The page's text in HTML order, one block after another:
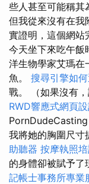
些人甚至可能稱其
但我從來沒有在我
實證明，這個網站
今天坐下來吃午飯
洋生物學家艾瑪在
魚。 搜尋引擎如
戰。 （如果沒有
RWD響應式網頁
PornDudeCasting
我將她的胸圍尺寸
助聽器 按摩執照
的身體卻被賦予了
記帳士事務所專業